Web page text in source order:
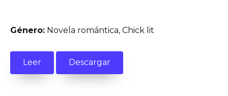
Género: Novela romántica, Chick lit
Leer Descargar